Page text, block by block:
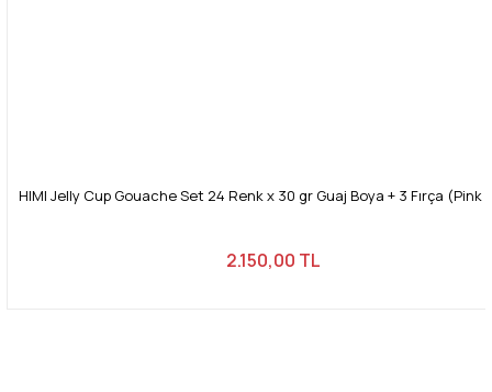
HIMI Jelly Cup Gouache Set 24 Renk x 30 gr Guaj Boya + 3 Fırça (Pink
2.150,00 TL